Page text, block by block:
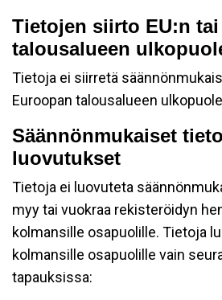
Tietojen siirto EU:n
talousalueen
Tietoja ei siirretä
Euroopan talousalueen
Säännönmukaiset
luovutukset
Tietoja ei luovuteta
myy tai vuokraa rekisteröidyn
kolmansille osapuolille. Tietoja
kolmansille osapuolille vain
tapauksissa: